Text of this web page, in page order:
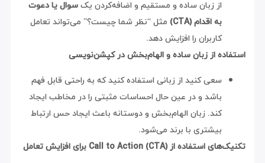
از زبان ساده و مستقیم و اضافه‌کردن یکسوال یا دعوت
به اقدام (CTA)
مثل “نظر شما چیست؟” می‌تواند تعامل
کاربران را افزایش دهد.
استفاده از زبان ساده و الهام‌بخش در کپشن‌نویسی
سعی کنید از زبانی استفاده کنید که به راحتی قابل فهم
باشد و در عین حال احساسات مثبتی را در مخاطب ایجاد
کند. زبان الهام‌بخش و دوستانه باعث ایجاد حس ارتباط
بیشتری با برند می‌شود.
تکنیک‌های استفاده از Call to Action (CTA) برای افزایش تعامل